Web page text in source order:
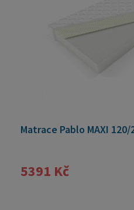
Matrace Pablo MAXI 120/
5391 Kč